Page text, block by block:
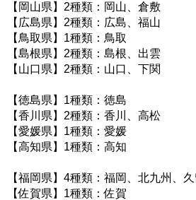
【岡山県】2種類：岡山、倉敷
【広島県】2種類：広島、福山
【鳥取県】1種類：鳥取
【島根県】2種類：島根、出雲
【山口県】2種類：山口、下関
【徳島県】1種類：徳島
【香川県】2種類：香川、高松
【愛媛県】1種類：愛媛
【高知県】1種類：高知
【福岡県】4種類：福岡、北九州、
【佐賀県】1種類：佐賀